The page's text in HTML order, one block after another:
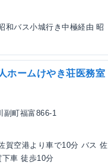
和バス小城行き中極経由 昭
ホームけやき荘医務室
副町福富866-1
賀空港より車で10分 バス 佐
車 徒歩10分